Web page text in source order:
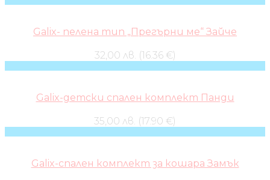
Galix- пелена тип „Прегърни ме“ Зайче
32,00 лв. (16.36 €)
Galix-детски спален комплект Панди
35,00 лв. (17.90 €)
Galix-спален комплект за кошара Замък